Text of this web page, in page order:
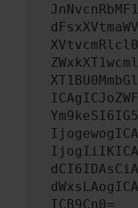
ICB9Cn0=